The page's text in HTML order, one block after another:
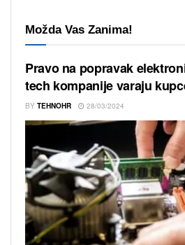
Možda Vas Zanima!
Pravo na popravak
tech kompanije varaju
BY TEHNOHR 28/03/2024